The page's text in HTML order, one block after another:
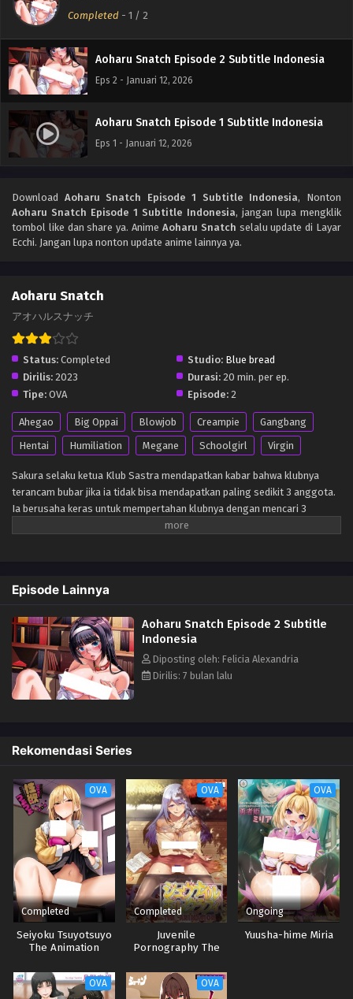
Completed - 1 / 2
Aoharu Snatch Episode 2 Subtitle Indonesia
Eps 2 - Januari 12, 2026
Aoharu Snatch Episode 1 Subtitle Indonesia
Eps 1 - Januari 12, 2026
Download Aoharu Snatch Episode 1 Subtitle Indonesia, Nonton
Aoharu Snatch Episode 1 Subtitle Indonesia, jangan lupa mengklik
tombol like dan share ya. Anime Aoharu Snatch selalu update di Layar
Ecchi. Jangan lupa nonton update anime lainnya ya.
Aoharu Snatch
アオハルスナッチ
Status: Completed Studio: Blue bread
Dirilis: 2023 Durasi: 20 min. per ep.
Tipe: OVA Episode: 2
Ahegao Big Oppai Blowjob Creampie
Gangbang
Hentai
Humiliation Megane Schoolgirl Virgin
Sakura selaku ketua Klub Sastra mendapatkan kabar bahwa klubnya
terancam bubar jika ia tidak bisa mendapatkan paling sedikit 3 anggota.
Ia berusaha keras untuk mempertahan klubnya dengan mencari 3
anggota tapi tidak ada satu pun yang mau. Suatu ketika 3 orang anak
Episode Lainnya
Aoharu Snatch Episode 2 Subtitle
Indonesia
Diposting oleh: Felicia Alexandria
Dirilis: 7 bulan lalu
Rekomendasi Series
OVA
Completed
Seiyoku Tsuyotsuyo
The Animation
OVA
Completed
Juvenile
Pornography The
OVA
Ongoing
Yuusha-hime Miria
OVA OVA